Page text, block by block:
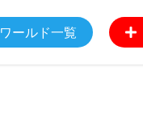
ワールド一覧